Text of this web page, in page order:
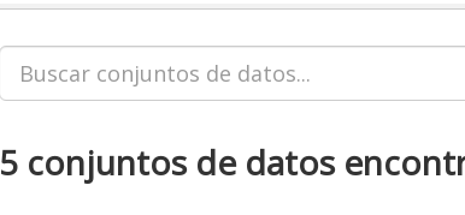
5 conjuntos de datos